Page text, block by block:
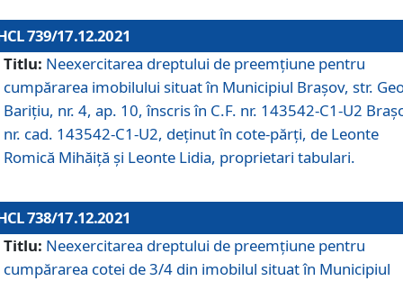
739/17.12.2021
Titlu: Neexercitarea dreptului de preemţiune pentru
cumpărarea imobilului situat în Municipiul Braşov, str.
Barițiu, nr. 4, ap. 10, înscris în C.F. nr. 143542-C1-U2
nr. cad. 143542-C1-U2, deținut în cote-părți, de Leonte
Romică Mihăiță și Leonte Lidia, proprietari tabulari.
738/17.12.2021
Titlu: Neexercitarea dreptului de preemţiune pentru
cumpărarea cotei de 3/4 din imobilul situat în Municipiul